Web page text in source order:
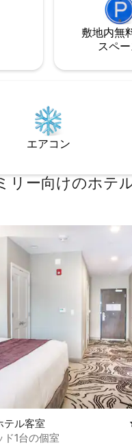
敷地内無
ス⁠ペ⁠
エアコン
リー向⁠け⁠のホ⁠テ⁠
テル客室
1台の個室